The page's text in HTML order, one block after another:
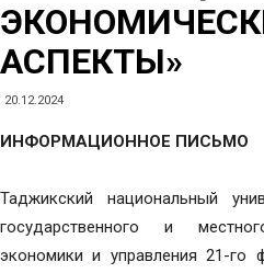
АСПЕКТЫ»
20.12.2024
ИНФОРМАЦИОННОЕ ПИСЬМО
Таджикский национальный
государственного и
экономики и управления 21-го